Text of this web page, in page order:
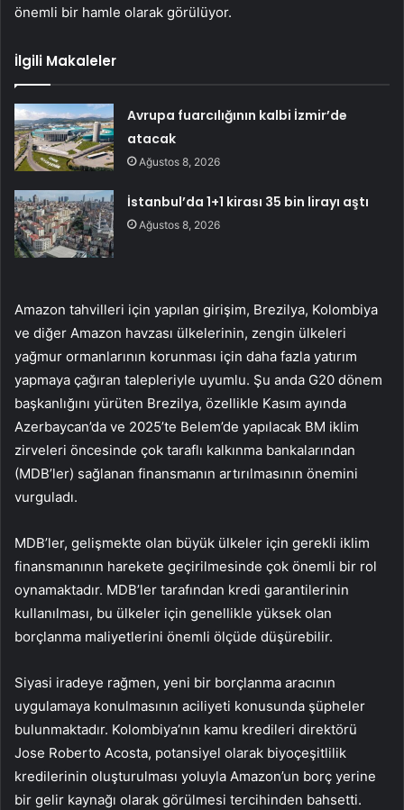
önemli bir hamle olarak görülüyor.
İlgili Makaleler
Avrupa fuarcılığının kalbi İzmir’de
atacak
Ağustos 8, 2026
İstanbul’da 1+1 kirası 35 bin lirayı aştı
Ağustos 8, 2026
Amazon tahvilleri için yapılan girişim, Brezilya, Kolombiya
ve diğer Amazon havzası ülkelerinin, zengin ülkeleri
yağmur ormanlarının korunması için daha fazla yatırım
yapmaya çağıran talepleriyle uyumlu. Şu anda G20 dönem
başkanlığını yürüten Brezilya, özellikle Kasım ayında
Azerbaycan’da ve 2025’te Belem’de yapılacak BM iklim
zirveleri öncesinde çok taraflı kalkınma bankalarından
(MDB’ler) sağlanan finansmanın artırılmasının önemini
vurguladı.
MDB’ler, gelişmekte olan büyük ülkeler için gerekli iklim
finansmanının harekete geçirilmesinde çok önemli bir rol
oynamaktadır. MDB’ler tarafından kredi garantilerinin
kullanılması, bu ülkeler için genellikle yüksek olan
borçlanma maliyetlerini önemli ölçüde düşürebilir.
Siyasi iradeye rağmen, yeni bir borçlanma aracının
uygulamaya konulmasının aciliyeti konusunda şüpheler
bulunmaktadır. Kolombiya’nın kamu kredileri direktörü
Jose Roberto Acosta, potansiyel olarak biyoçeşitlilik
kredilerinin oluşturulması yoluyla Amazon’un borç yerine
bir gelir kaynağı olarak görülmesi tercihinden bahsetti.